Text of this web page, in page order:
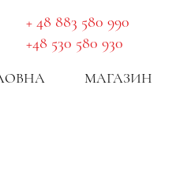
​ + 48 883 580 990
+48 530 580 930
МАГАЗИН